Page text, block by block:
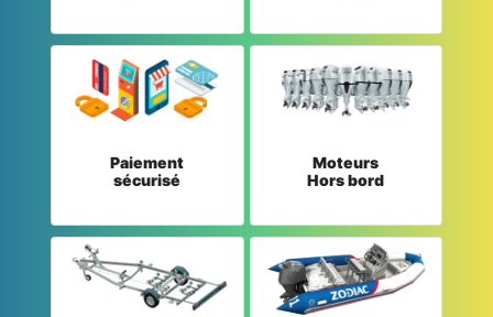
Paiement
sécurisé
Moteurs
Hors bord